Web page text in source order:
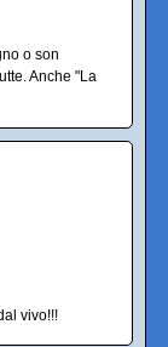
o son
Anche "La
vivo!!!